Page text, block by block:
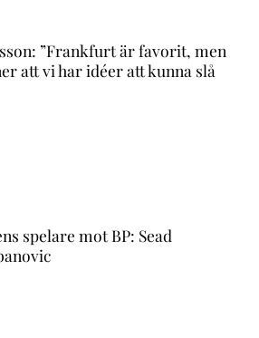
”Frankfurt är favorit, men
att vi har idéer att kunna slå
spelare mot BP: Sead